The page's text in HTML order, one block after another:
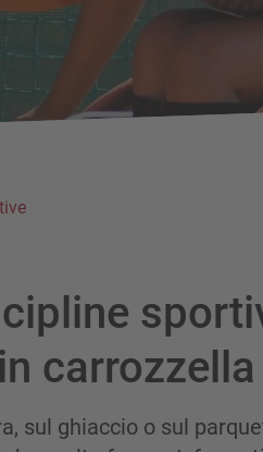
carrozzella
sul ghiaccio o sul